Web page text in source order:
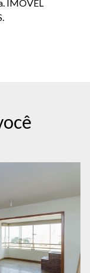
IMÓVEL